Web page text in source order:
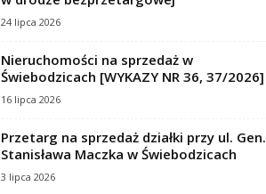
24 lipca 2026
Nieruchomości na sprzedaż w
Świebodzicach [WYKAZY NR 36, 37/2026]
16 lipca 2026
Przetarg na sprzedaż działki przy ul. Gen.
Stanisława Maczka w Świebodzicach
3 lipca 2026